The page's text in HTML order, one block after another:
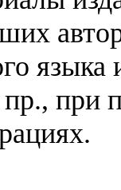
при